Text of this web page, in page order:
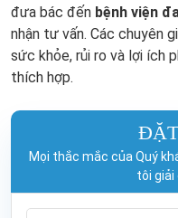
đưa bác đến bệnh viện
nhận tư vấn. Các chuyên
sức khỏe, rủi ro và lợi ích
thích hợp.
Mọi thắc mắc của Quý
tôi giải